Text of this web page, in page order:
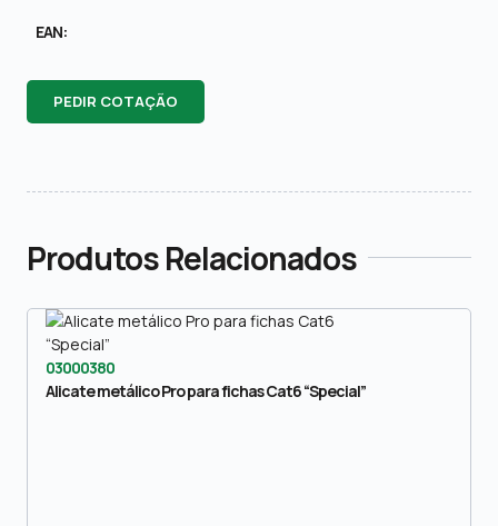
EAN:
PEDIR COTAÇÃO
Produtos Relacionados
03000380
Alicate metálico Pro para fichas Cat6 “Special”